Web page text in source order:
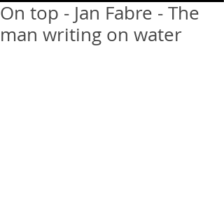
On top - Jan Fabre - The
man writing on water